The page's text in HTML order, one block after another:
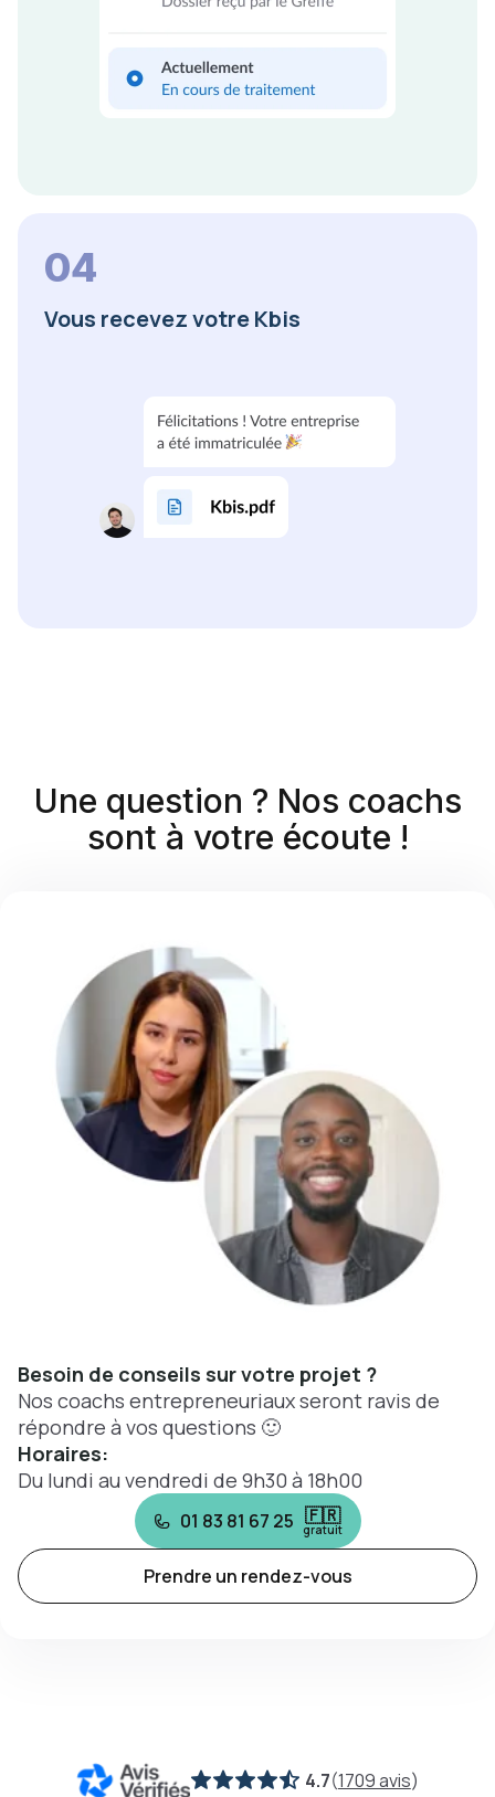
04
Vous recevez votre Kbis
Une question ? Nos coachs
sont à votre écoute !
Besoin de conseils sur votre projet ?
Nos coachs entrepreneuriaux seront ravis de
répondre à vos questions 🙂
Horaires:
Du lundi au vendredi de 9h30 à 18h00
01 83 81 67 25 🇫🇷
gratuit
Prendre un rendez-vous
4.7(1709 avis)